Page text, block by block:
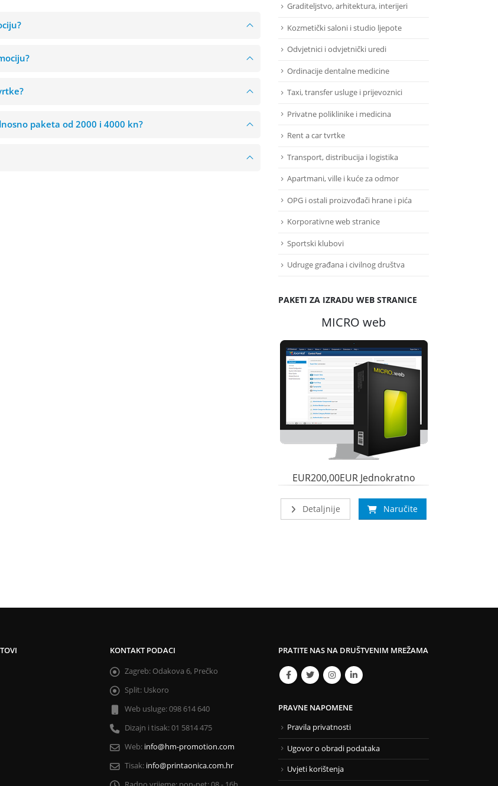
paketa od 2000 i 4000 kn?
Graditeljstvo, arhitektura, interijeri
Kozmetički saloni i studio ljepote
Odvjetnici i odvjetnički uredi
Ordinacije dentalne medicine
Taxi, transfer usluge i prijevoznici
Privatne poliklinike i medicina
Rent a car tvrtke
Transport, distribucija i logistika
Apartmani, ville i kuće za odmor
OPG i ostali proizvođači hrane i pića
Korporativne web stranice
Sportski klubovi
Udruge građana i civilnog društva
PAKETI ZA IZRADU WEB STRANICE
MICRO web
EUR200,00EUR Jednokratno
Detaljnije Naručite
KONTAKT PODACI
Zagreb: Odakova 6, Prečko
Split: Uskoro
Web usluge:098 614 640
Dizajn i tisak:01 5814 475
Web: info@hm-promotion.com
Tisak: info@printaonica.com.hr
PRATITE NAS NA DRUŠTVENIM MREŽAMA
PRAVNE NAPOMENE
Pravila privatnosti
Ugovor o obradi podataka
Uvjeti korištenja